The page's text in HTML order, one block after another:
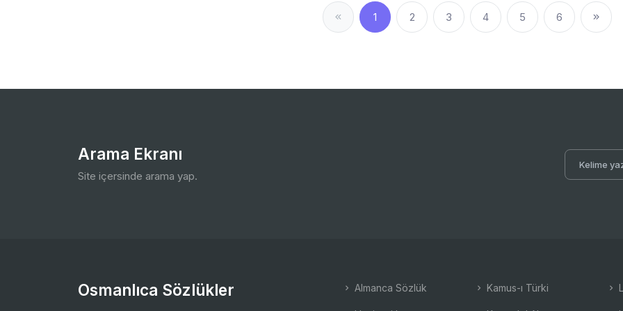
1 2 3 4 5 6
Arama Ekranı
Site içersinde arama yap.
Osmanlıca Sözlükler Almanca Sözlük Kamus-ı Türki